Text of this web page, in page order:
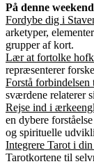
På denne
Fordybe dig i
arketyper,
grupper af kort.
Lær at fortolke
repræsenterer
Forstå forbindelsen
sværdene relaterer
Rejse ind i
en dybere
og spirituelle
Integrere Tarot i
Tarotkortene til